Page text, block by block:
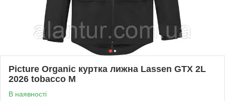
Picture Organic куртка лижна Lassen GTX 2L
2026 tobacco M
В наявності